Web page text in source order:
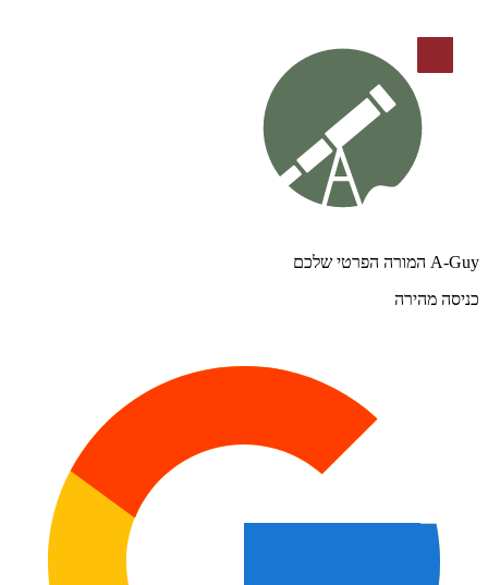
A-Guy המורה הפרטי שלכם
כניסה מהירה